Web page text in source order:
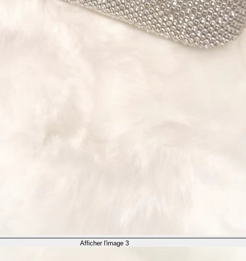
Afficher l'image 3